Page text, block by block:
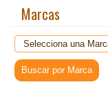
Marcas